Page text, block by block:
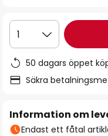
1
50 dagars öppet
Säkra
Information om
Endast ett fåtal